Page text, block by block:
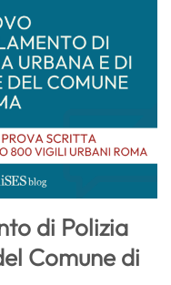
di Polizia
Comune di